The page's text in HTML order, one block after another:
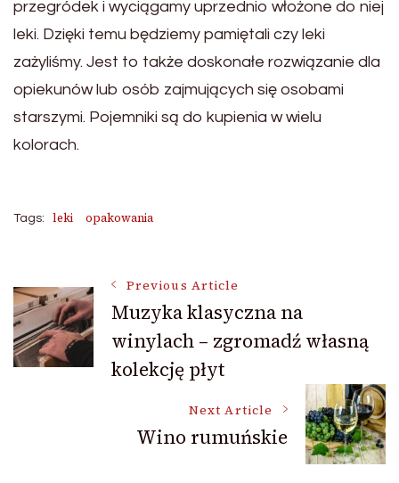
przegródek i wyciągamy uprzednio włożone do niej
leki. Dzięki temu będziemy pamiętali czy leki
zażyliśmy. Jest to także doskonałe rozwiązanie dla
opiekunów lub osób zajmujących się osobami
starszymi. Pojemniki są do kupienia w wielu
kolorach.
Tags: leki opakowania
Post
Navigation
Previous Article
Muzyka klasyczna na
winylach – zgromadź własną
kolekcję płyt
Next Article
Wino rumuńskie